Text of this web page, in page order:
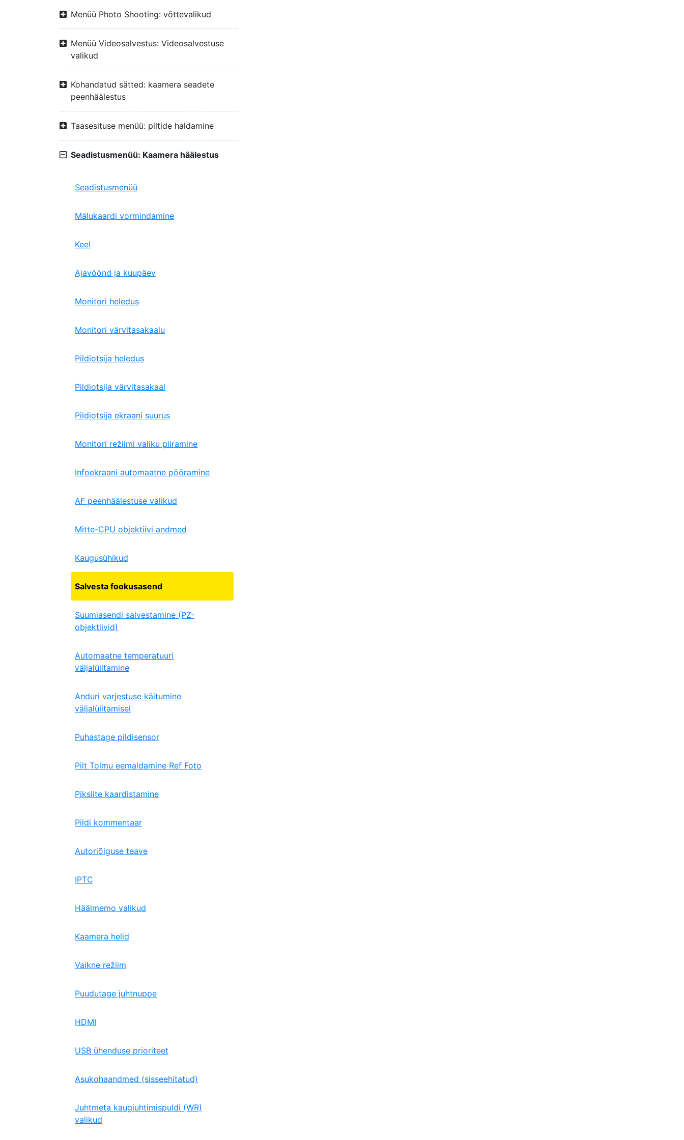
Menüü Photo Shooting: võttevalikud
Menüü Videosalvestus: Videosalvestuse
valikud
Kohandatud sätted: kaamera seadete
peenhäälestus
Taasesituse menüü: piltide haldamine
Seadistusmenüü: Kaamera häälestus
Seadistusmenüü
Mälukaardi vormindamine
Keel
Ajavöönd ja kuupäev
Monitori heledus
Monitori värvitasakaalu
Pildiotsija heledus
Pildiotsija värvitasakaal
Pildiotsija ekraani suurus
Monitori režiimi valiku piiramine
Infoekraani automaatne pööramine
AF peenhäälestuse valikud
Mitte-CPU objektiivi andmed
Kaugusühikud
Salvesta fookusasend
Suumiasendi salvestamine (PZ-
objektiivid)
Automaatne temperatuuri
väljalülitamine
Anduri varjestuse käitumine
väljalülitamisel
Puhastage pildisensor
Pilt Tolmu eemaldamine Ref Foto
Pikslite kaardistamine
Pildi kommentaar
Autoriõiguse teave
IPTC
Häälmemo valikud
Kaamera helid
Vaikne režiim
Puudutage juhtnuppe
HDMI
USB ühenduse prioriteet
Asukohaandmed (sisseehitatud)
Juhtmeta kaugjuhtimispuldi (WR)
valikud